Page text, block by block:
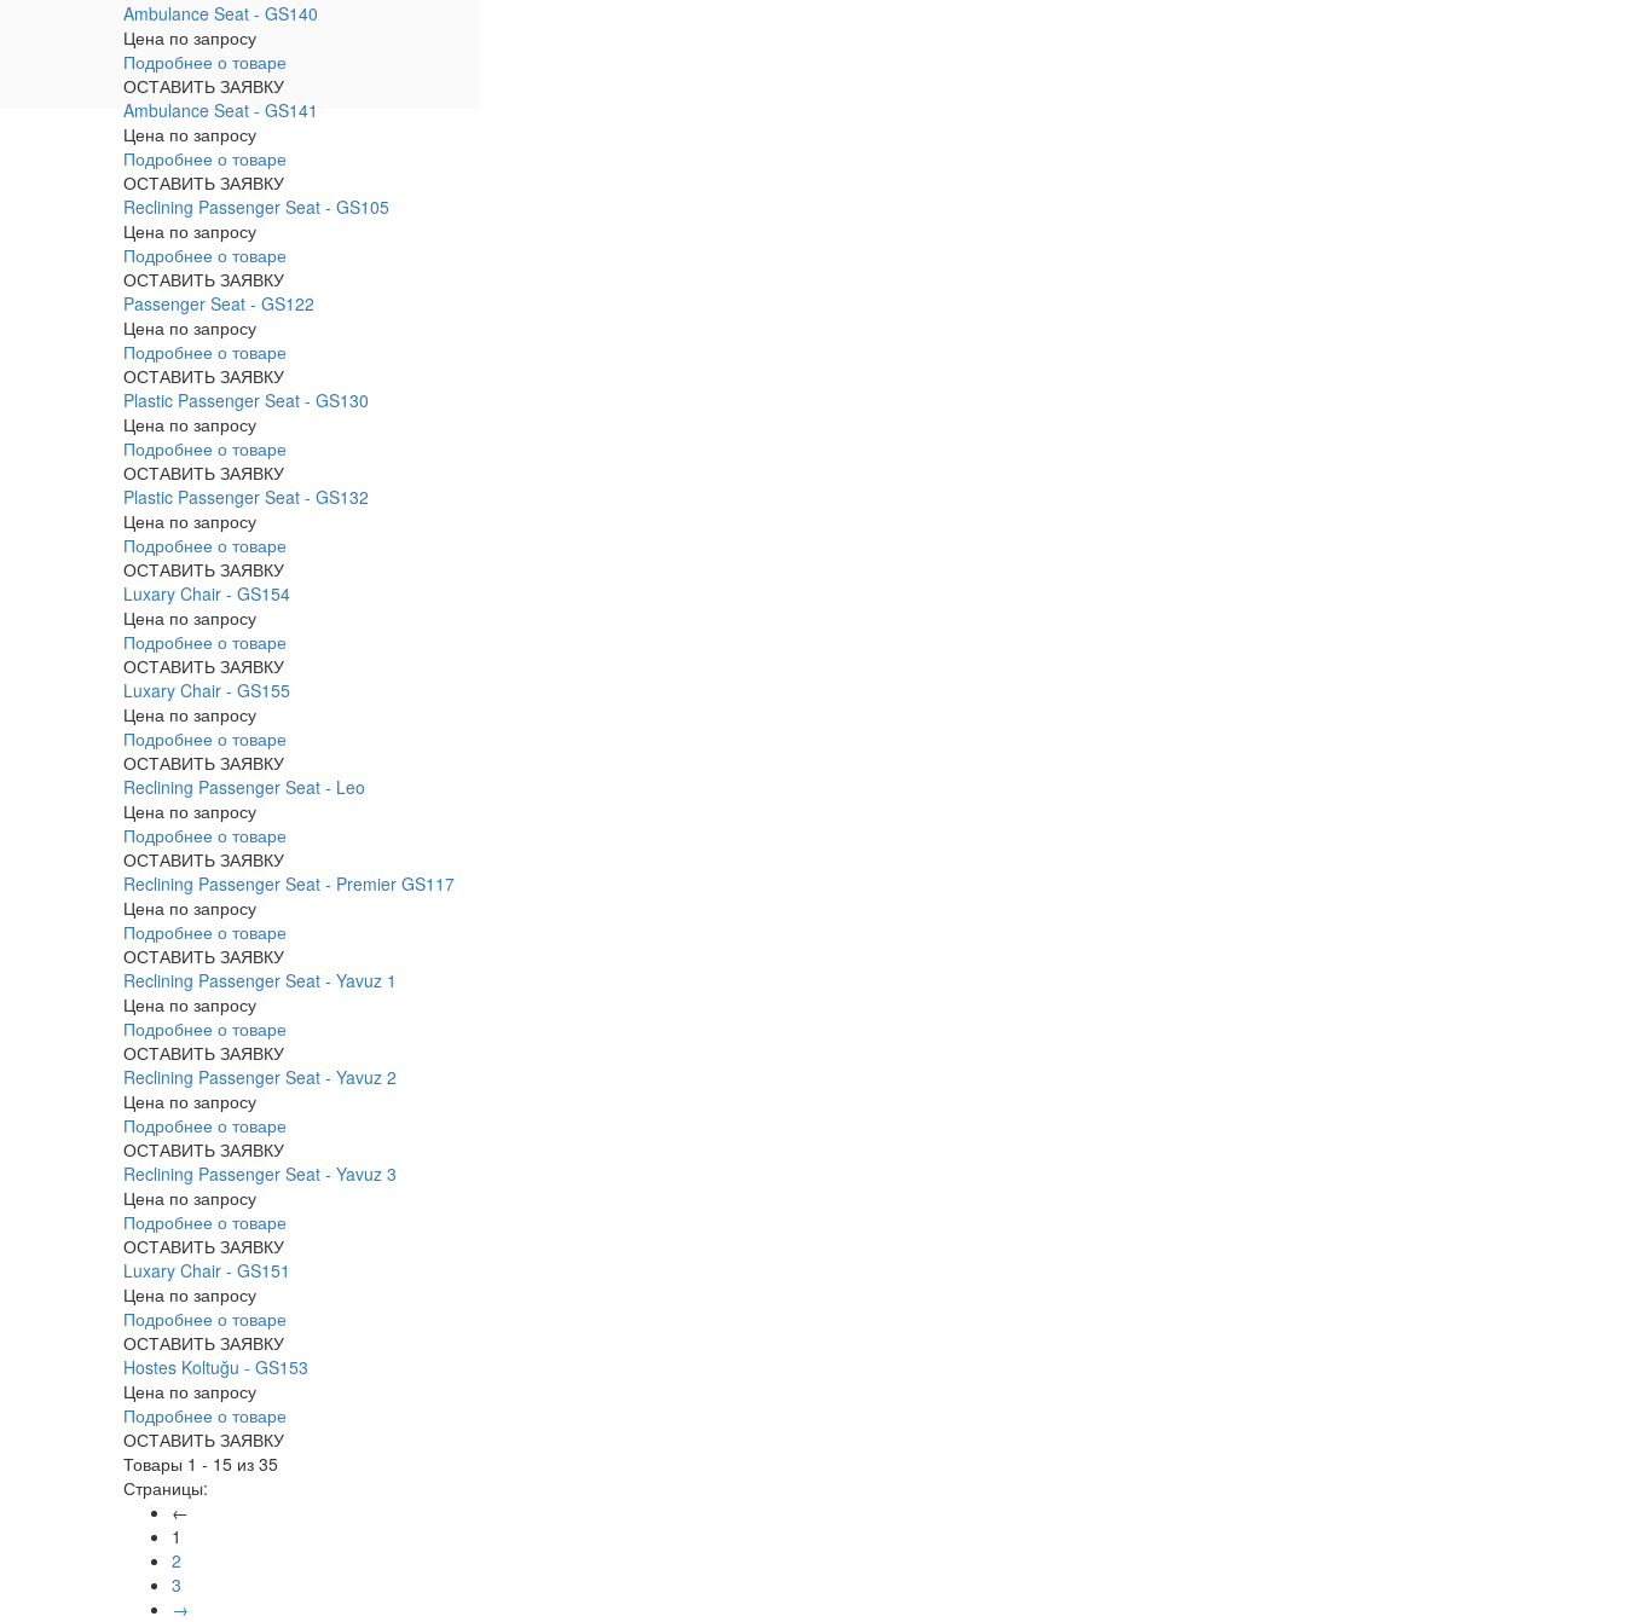
Ambulance Seat - GS140
Цена по запросу
Подробнее о товаре
ОСТАВИТЬ ЗАЯВКУ
Ambulance Seat - GS141
Цена по запросу
Подробнее о товаре
ОСТАВИТЬ ЗАЯВКУ
Reclining Passenger Seat - GS105
Цена по запросу
Подробнее о товаре
ОСТАВИТЬ ЗАЯВКУ
Passenger Seat - GS122
Цена по запросу
Подробнее о товаре
ОСТАВИТЬ ЗАЯВКУ
Plastic Passenger Seat - GS130
Цена по запросу
Подробнее о товаре
ОСТАВИТЬ ЗАЯВКУ
Plastic Passenger Seat - GS132
Цена по запросу
Подробнее о товаре
ОСТАВИТЬ ЗАЯВКУ
Luxary Chair - GS154
Цена по запросу
Подробнее о товаре
ОСТАВИТЬ ЗАЯВКУ
Luxary Chair - GS155
Цена по запросу
Подробнее о товаре
ОСТАВИТЬ ЗАЯВКУ
Reclining Passenger Seat - Leo
Цена по запросу
Подробнее о товаре
ОСТАВИТЬ ЗАЯВКУ
Reclining Passenger Seat - Premier GS117
Цена по запросу
Подробнее о товаре
ОСТАВИТЬ ЗАЯВКУ
Reclining Passenger Seat - Yavuz 1
Цена по запросу
Подробнее о товаре
ОСТАВИТЬ ЗАЯВКУ
Reclining Passenger Seat - Yavuz 2
Цена по запросу
Подробнее о товаре
ОСТАВИТЬ ЗАЯВКУ
Reclining Passenger Seat - Yavuz 3
Цена по запросу
Подробнее о товаре
ОСТАВИТЬ ЗАЯВКУ
Luxary Chair - GS151
Цена по запросу
Подробнее о товаре
ОСТАВИТЬ ЗАЯВКУ
Hostes Koltuğu - GS153
Цена по запросу
Подробнее о товаре
ОСТАВИТЬ ЗАЯВКУ
Товары 1 - 15 из 35
Страницы:
←
1
2
3
→